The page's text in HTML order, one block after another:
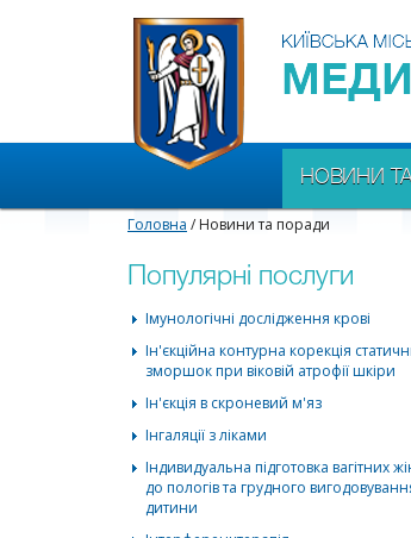
НОВИНИ
Головна / Новини та поради
Популярні послуги
Імунологічні дослідження крові
Ін'єкційна контурна корекція
зморшок при віковій атрофії шкіри
Ін'єкція в скроневий м'яз
Інгаляції з ліками
Індивидуальна підготовка вагітних
до пологів та грудного
дитини